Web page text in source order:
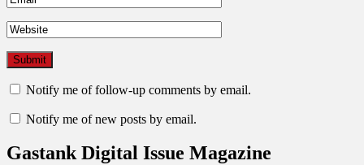
Notify me of follow-up comments by email.
Notify me of new posts by email.
Gastank Digital Issue Magazine